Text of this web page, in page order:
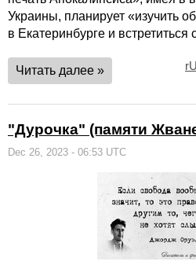
Украины, планирует «изучить
в Екатеринбурге и
Читать далее »
"Дурочка" (памяти
Dec 26, 2023 - 06:53 UTC